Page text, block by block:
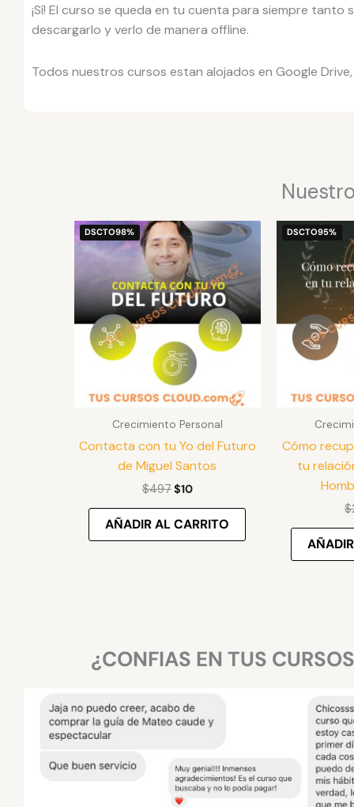
¡Sí! El curso se queda en tu cuenta para siempre
descargarlo y verlo de manera offline.
Todos nuestros cursos estan alojados en Google
DSCTO98%
Crecimiento Personal
Contacta con tu Yo del Futuro
de Miguel Santos
$497
El
precio
original
era:
$497.
$10
El
precio
actual
es:
$10.
AÑADIR AL CARRITO
DSCTO95%
Cómo
tu
$
¿CONFIAS EN TUS